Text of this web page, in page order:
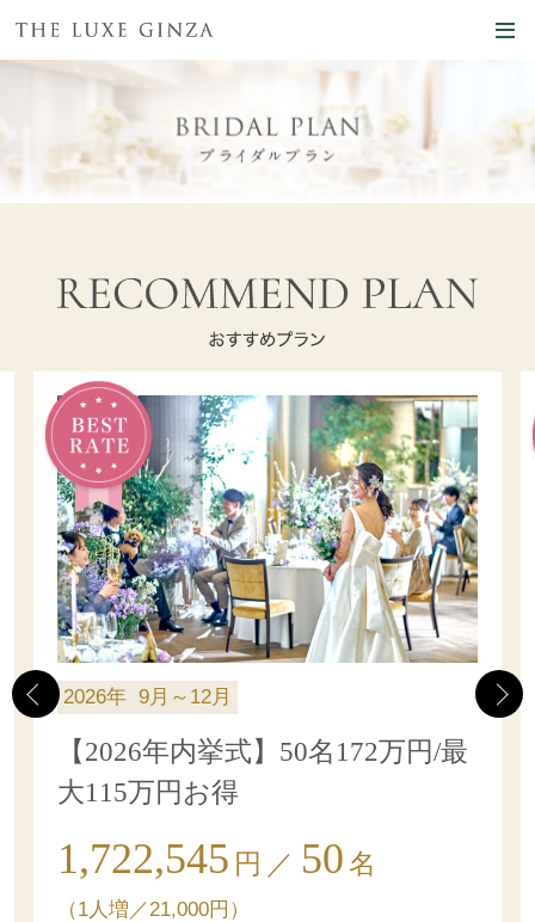
2026年 9月～12月
【2026年内挙式】50名172万円/最
大115万円お得
1,722,545 円 ／ 50 名
（1人増／21,000円）